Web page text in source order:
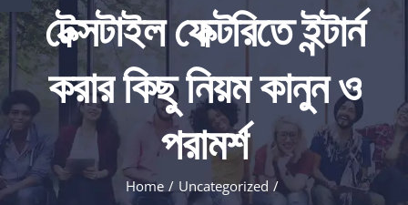
টেক্সটাইল ফেক্টরিতে ইন্টার্ন
করার কিছু নিয়ম কানুন ও
পরামর্শ
Home
Uncategorized
Sliding
Bar
Area